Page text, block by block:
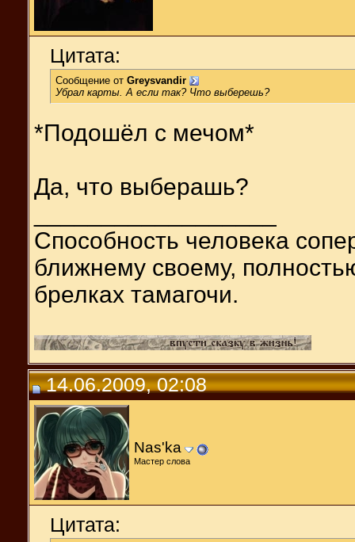
Цитата:
Сообщение от Greysvandir
Убрал карты. А если так? Что выберешь?
*Подошёл с мечом*
Да, что выберашь?
Способность человека
ближнему своему,
брелках тамагочи.
14.06.2009, 02:08
Nas'ka
Мастер слова
Цитата: